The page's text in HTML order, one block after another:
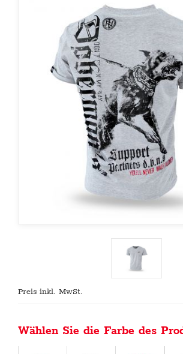
Preis inkl. MwSt.
Wählen Sie die Farbe des